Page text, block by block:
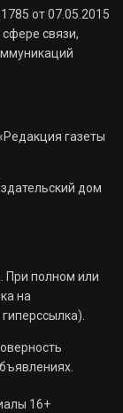
от 07.05.2015
связи,
газеты
дом
При полном или
на
16+